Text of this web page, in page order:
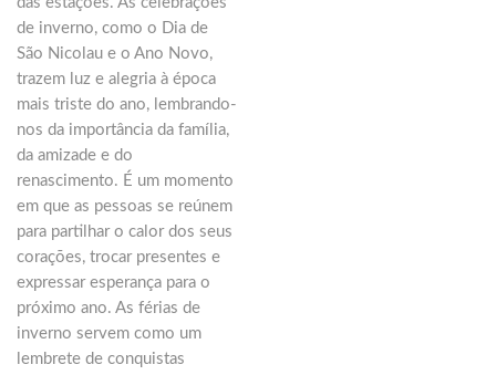
de inverno, como o Dia de
São Nicolau e o Ano Novo,
trazem luz e alegria à época
mais triste do ano, lembrando-
nos da importância da família,
da amizade e do
renascimento. É um momento
em que as pessoas se reúnem
para partilhar o calor dos seus
corações, trocar presentes e
expressar esperança para o
próximo ano. As férias de
inverno servem como um
lembrete de conquistas